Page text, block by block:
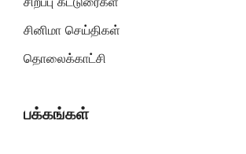
சினிமா செய்திகள்
தொலைக்காட்சி
பக்கங்கள்